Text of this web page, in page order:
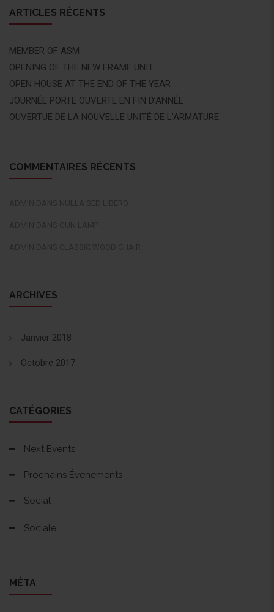
ARTICLES RÉCENTS
MEMBER OF ASM
OPENING OF THE NEW FRAME UNIT
OPEN HOUSE AT THE END OF THE YEAR
JOURNÉE PORTE OUVERTE EN FIN D’ANNÉE
OUVERTUE DE LA NOUVELLE UNITÉ DE L’ARMATURE
COMMENTAIRES RÉCENTS
ARCHIVES
Janvier 2018
Octobre 2017
CATÉGORIES
Next Events
Prochains Événements
Social
Sociale
MÉTA